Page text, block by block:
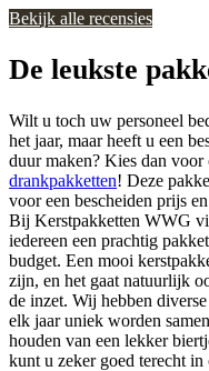
Bekijk alle recensies
De leukste
Wilt u toch uw personeel
het jaar, maar heeft u een
duur maken? Kies dan voor
drankpakketten! Deze
voor een bescheiden prijs
Bij Kerstpakketten WWG
iedereen een prachtig
budget. Een mooi
zijn, en het gaat natuurlijk
de inzet. Wij hebben
elk jaar uniek worden
houden van een lekker
kunt u zeker goed terecht